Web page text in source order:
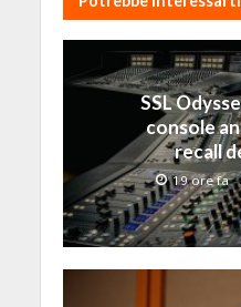
SSL
console
recall
19 ore fa